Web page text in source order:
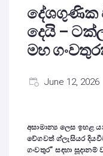
දේශගුණික
දෙයි –
මහ
June 12, 2026
අසාමාන්‍ය ලෙස ඉහළ
වේගවත් ග්ලැසියර
ගංවතුර” සඳහා